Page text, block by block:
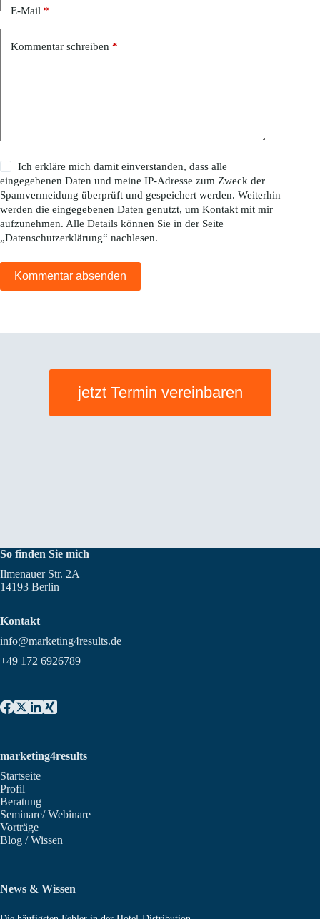
E-Mail*
Kommentar schreiben *
Ich erkläre mich damit einverstanden, dass alle
eingegebenen Daten und meine IP-Adresse zum Zweck der
Spamvermeidung überprüft und gespeichert werden. Weiterhin
werden die eingegebenen Daten genutzt, um Kontakt mit mir
aufzunehmen. Alle Details können Sie in der Seite
„Datenschutzerklärung“ nachlesen.
Kommentar absenden
jetzt Termin vereinbaren
So finden Sie mich
Ilmenauer Str. 2A
14193 Berlin
Kontakt
info@marketing4results.de
+49 172 6926789
marketing4results
Startseite
Profil
Beratung
Seminare/ Webinare
Vorträge
Blog / Wissen
News & Wissen